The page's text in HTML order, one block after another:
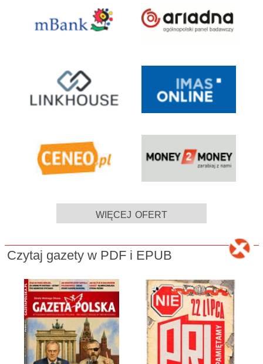
więcej ofert
Czytaj gazety w PDF i EPUB